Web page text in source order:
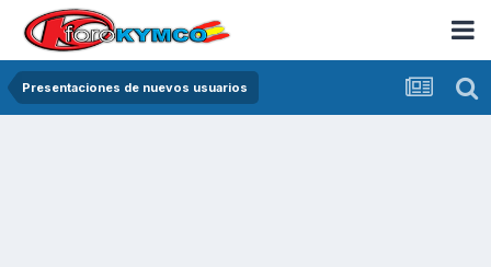
Presentaciones de nuevos usuarios